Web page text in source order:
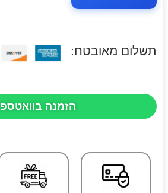
תשלום מאובטח:
הזמנה בוואטספ